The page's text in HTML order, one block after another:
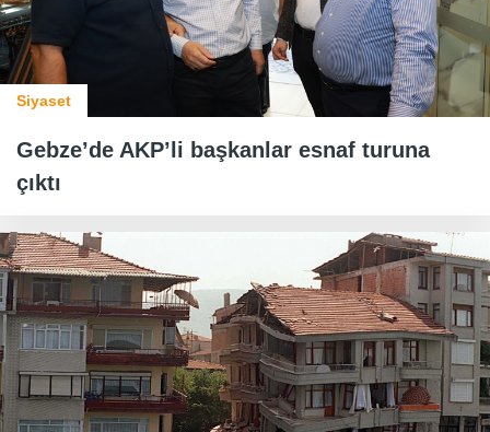
Siyaset
Gebze’de AKP’li başkanlar esnaf turuna
çıktı